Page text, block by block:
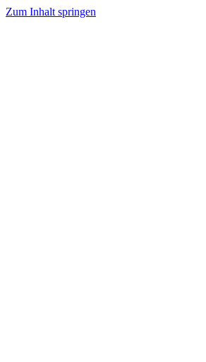
Zum Inhalt springen